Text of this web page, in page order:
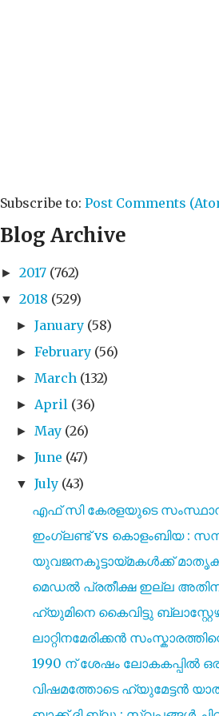
Subscribe to: Post Comments
Blog Archive
► 2017 (762)
▼ 2018 (529)
►January (58)
►February (56)
► March (132)
► April (36)
► May (26)
►June (47)
▼ July (43)
എഫ് സി കേരളയുടെ
ഇംഗ്ലണ്ട് vs കൊളംബിയ :
യുവജനകൂട്ടായ്മകൾക്ക്
മെഡൽ പ്രതീക്ഷ ഇല്ല
ഹ്യുമിനെ കൈവിട്ടു
ലാറ്റിനമേരിക്കൻ
1990 ന് ശേഷം ലോകകപ്പിൽ
വിഷമത്തോടെ ഹ്യുമേട്ടൻ